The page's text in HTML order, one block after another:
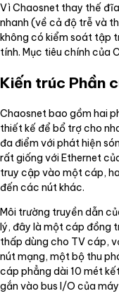
Vì Chaosnet thay thế
nhanh (về cả độ trễ và
không có kiểm soát tập
tính. Mục tiêu chính của
Kiến trúc Phần
Chaosnet bao gồm hai
thiết kế để bổ trợ cho
đa điểm với phát hiện
rất giống với Ethernet
truy cập vào một cáp,
đến các nút khác.
Môi trường truyền dẫn
lý, đây là một cáp đồng
thấp dùng cho TV cáp,
nút mạng, một bộ thu
cáp phẳng dài 10 mét
gắn vào bus I/O của